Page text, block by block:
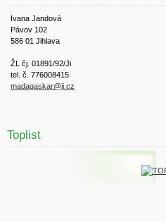
Ivana Jandová
Pávov 102
586 01 Jihlava
ŽL čj. 01891/92/Ji
tel. č. 776008415
madagaskar@ji.cz
Toplist